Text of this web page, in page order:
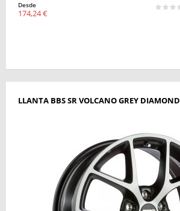
Desde
174,24 €
LLANTA BBS SR VOLCANO GREY DIAMOND